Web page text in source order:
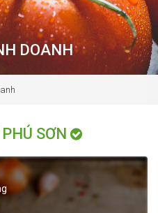
DOANH
SƠN